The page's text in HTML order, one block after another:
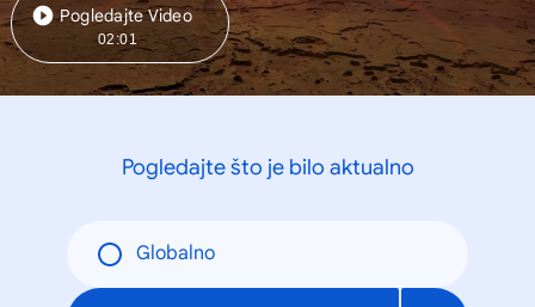
Pogledajte Video
02:01
Pogledajte što je bilo aktualno
Globalno